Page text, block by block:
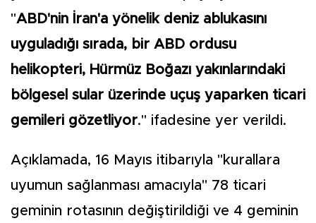
"ABD'nin İran'a yönelik deniz ablukasını
uyguladığı sırada, bir ABD ordusu
helikopteri, Hürmüz Boğazı yakınlarındaki
bölgesel sular üzerinde uçuş yaparken ticari
gemileri gözetliyor." ifadesine yer verildi.
Açıklamada, 16 Mayıs itibarıyla "kurallara
uyumun sağlanması amacıyla" 78 ticari
geminin rotasının değiştirildiği ve 4 geminin